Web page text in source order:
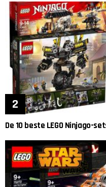
De 10 beste LEGO Ninjago-